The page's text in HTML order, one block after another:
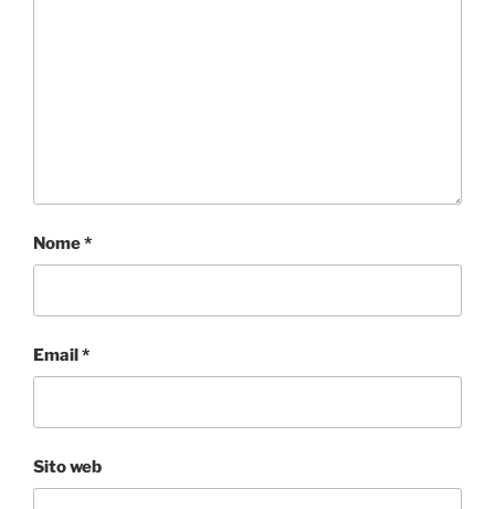
Nome*
Email*
Sito web